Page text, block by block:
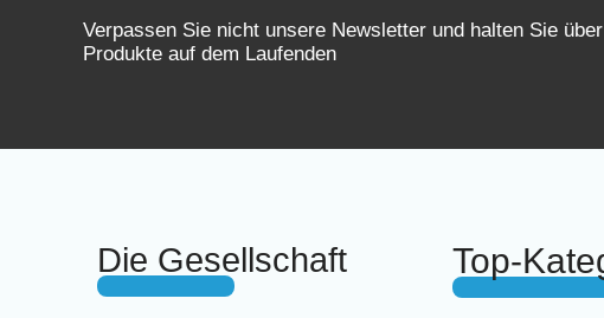
Verpassen Sie nicht unsere Newsletter und halten Sie
Produkte auf dem Laufenden
Die Gesellschaft Top-